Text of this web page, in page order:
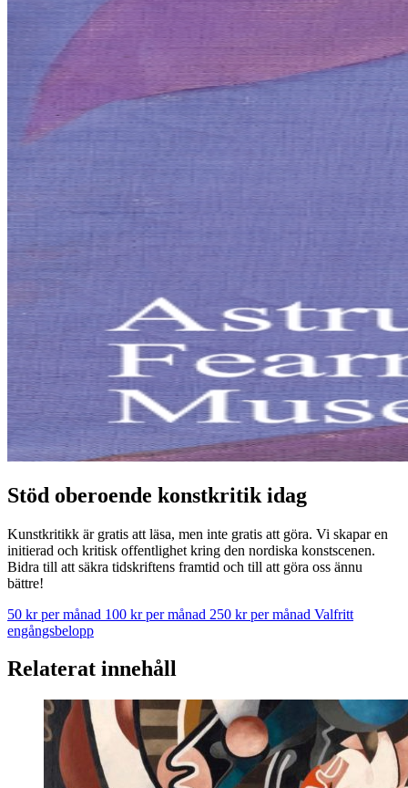
Stöd oberoende konstkritik idag
Kunstkritikk är gratis att läsa, men inte gratis att göra. Vi skapar en
initierad och kritisk offentlighet kring den nordiska konstscenen.
Bidra till att säkra tidskriftens framtid och till att göra oss ännu
bättre!
50 kr per månad 100 kr per månad 250 kr per månad Valfritt
engångsbelopp
Relaterat innehåll